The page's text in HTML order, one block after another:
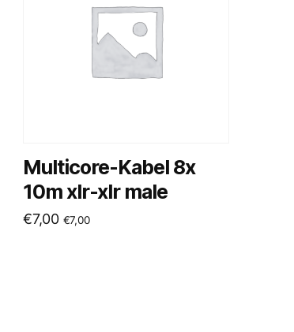
Multicore-Kabel 8x
10m xlr-xlr male
€7,00 €7,00